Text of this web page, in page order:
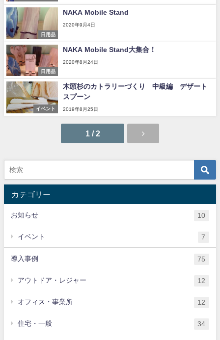
日用品
NAKA Mobile Stand
2020年9月4日
日用品
NAKA Mobile Stand大集合！
2020年8月24日
イベント
木頭杉のカトラリーづくり 中級編 デザート
スプーン
2019年8月25日
1 / 2
カテゴリー
お知らせ 10
イベント 7
導入事例 75
アウトドア・レジャー 12
オフィス・事業所 12
住宅・一般 34